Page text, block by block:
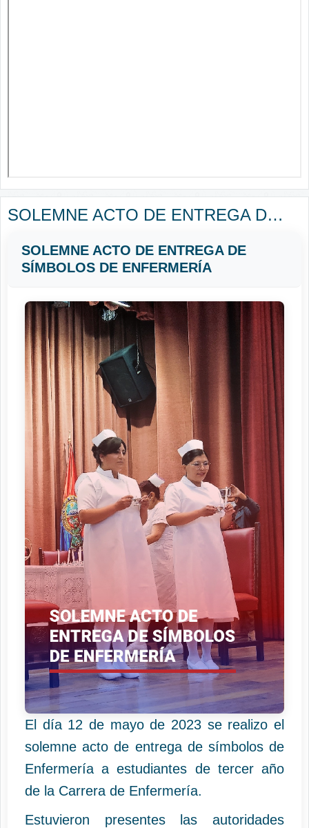
SOLEMNE ACTO DE ENTREGA DE SÍMBOLOS DE ENFERMERÍA
SOLEMNE ACTO DE ENTREGA DE
SÍMBOLOS DE ENFERMERÍA
El día 12 de mayo de 2023 se realizo el
solemne acto de entrega de símbolos de
Enfermería a estudiantes de tercer año
de la Carrera de Enfermería.
Estuvieron presentes las autoridades